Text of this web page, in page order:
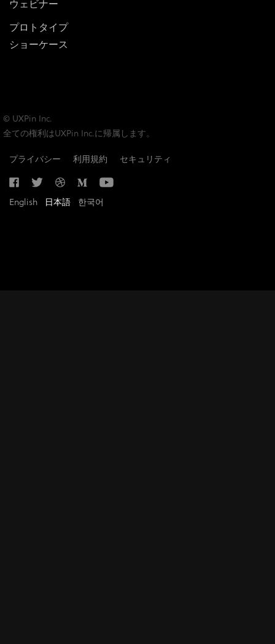
ウェビナー
プロトタイプ
ショーケース
© UXPin Inc.
全ての権利はUXPin Inc.に帰属します。
プライバシー
利用規約 セキュリティ
English 日本語 한국어